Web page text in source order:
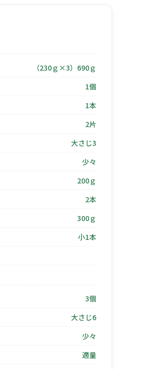
（230ｇ×3）690ｇ
1個
1本
2片
大さじ3
少々
200ｇ
2本
300ｇ
小1本
3個
大さじ6
少々
適量